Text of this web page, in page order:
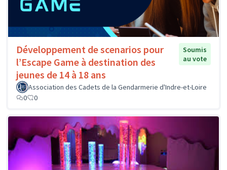
Développement de scenarios pour
l’Escape Game à destination des
jeunes de 14 à 18 ans
Soumis
au vote
Association des Cadets de la Gendarmerie d'Indre-et-Loire
0
0